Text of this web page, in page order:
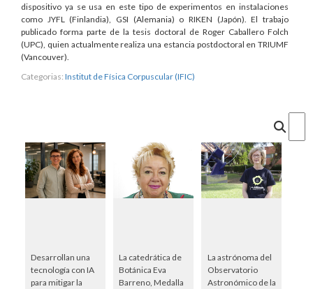
dispositivo ya se usa en este tipo de experimentos en instalaciones
como JYFL (Finlandia), GSI (Alemania) o RIKEN (Japón). El trabajo
publicado forma parte de la tesis doctoral de Roger Caballero Folch
(UPC), quien actualmente realiza una estancia postdoctoral en TRIUMF
(Vancouver).
Categorias: Institut de Física Corpuscular (IFIC)
Desarrollan una
tecnología con IA
para mitigar la
La catedrática de
Botánica Eva
Barreno, Medalla
La astrónoma del
Observatorio
Astronómico de la